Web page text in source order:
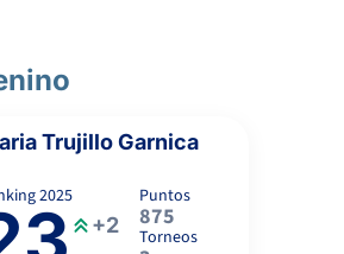
Trujillo Garnica
2025
+2
Puntos
875
Torneos